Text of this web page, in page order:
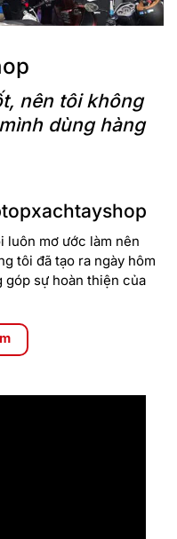
nên tôi không
dùng hàng
luôn mơ ước làm nên
tôi đã tạo ra ngày hôm
góp sự hoàn thiện của